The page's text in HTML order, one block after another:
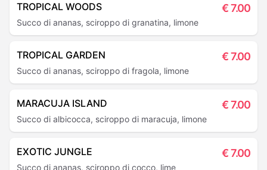
TROPICAL WOODS €7.00
Succo di ananas, sciroppo di granatina, limone
TROPICAL GARDEN €7.00
Succo di ananas, sciroppo di fragola, limone
MARACUJA ISLAND €7.00
Succo di albicocca, sciroppo di maracuja, limone
EXOTIC JUNGLE €7.00
Succo di ananas, sciroppo di cocco, lime